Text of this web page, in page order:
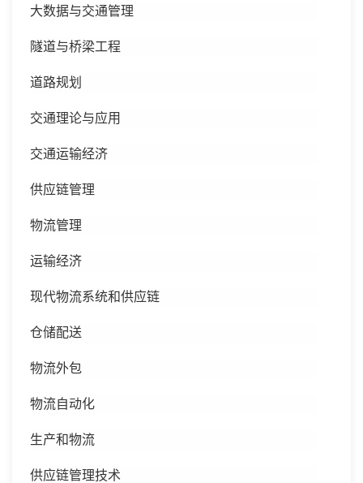
大数据与交通管理
隧道与桥梁工程
道路规划
交通理论与应用
交通运输经济
供应链管理
物流管理
运输经济
现代物流系统和供应链
仓储配送
物流外包
物流自动化
生产和物流
供应链管理技术